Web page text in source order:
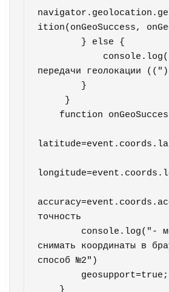
ition(onGeoSuccess,
передачи геолокации ((")
точность
снимать координаты в
способ №2")